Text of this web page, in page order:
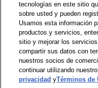
Política de Privacidad |
Zona de Bienestar
tecnologías en este sitio
sobre usted y pueden
Usamos esta información
productos y servicios,
sitio y mejorar los
compartir sus datos con
nuestros socios de
continuar utilizando
privacidad yTérminos de